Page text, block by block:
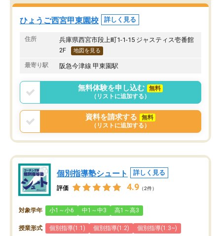
期待しています。
料全額免除の奨学生に選
に通っています。
ひょうご西宮甲東園校 詳しく見る
住所
兵庫県西宮市段上町1-1-15 ジャスティス壱番館
2F
地図を見る
最寄り駅 阪急今津線 甲東園駅
無料体験を申し込む
無料
（リストに追加する）
資料を請求する
無料
（リストに追加する）
個別指導塾シュート 詳しく見る
評価 4.9 （2件）
対象学年 小1～小6 中1～中3 高1～高3
授業形式 個別指導(1:1) 個別指導(1:2) 個別指導(1:3~)